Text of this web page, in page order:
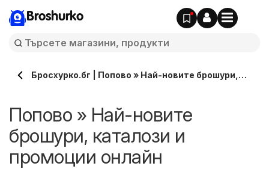
Broshurko
Бросхурко.бг | Попово » Най-новите брошури,
Попово » Най-новите
брошури, каталози и
промоции онлайн